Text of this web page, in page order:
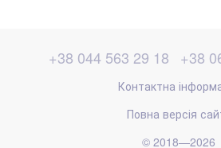
+38 044 563 29 18 +38
Контактна
Повна версія
© 2018—2026